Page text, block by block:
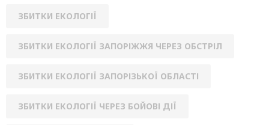
ЗБИТКИ ЕКОЛОГІЇ
ЗБИТКИ ЕКОЛОГІЇ ЗАПОРІЖЖЯ ЧЕРЕЗ ОБСТРІЛ
ЗБИТКИ ЕКОЛОГІЇ ЗАПОРІЗЬКОЇ ОБЛАСТІ
ЗБИТКИ ЕКОЛОГІЇ ЧЕРЕЗ БОЙОВІ ДІЇ